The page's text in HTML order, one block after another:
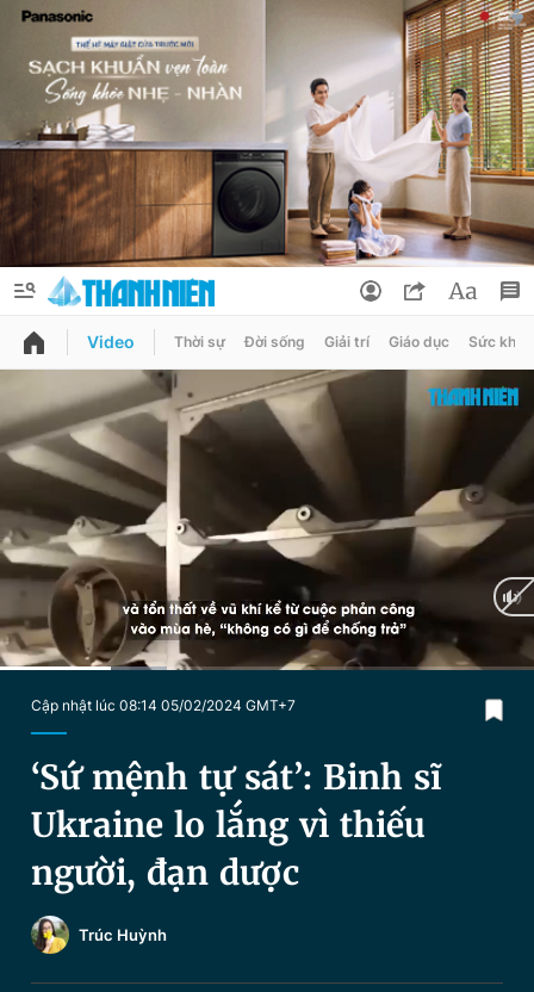
QUẢNG CÁO
Chuyên mục
Chuyên mục khác
Chào ngày mới Tin 24h
Video Magazine
Sản phẩm khác
Tiện ích Bạn cần biết
Thông tin tài khoản
Đổi mật khẩu
Tin đã lưu
Tin đã xem
Đăng xuất
Video Thời sự Đời sống Giải trí Giáo dục Sức khỏe
Cập nhật lúc 08:14 05/02/2024 GMT+7
‘Sứ mệnh tự sát’: Binh sĩ
Ukraine lo lắng vì thiếu
người, đạn dược
Trúc Huỳnh